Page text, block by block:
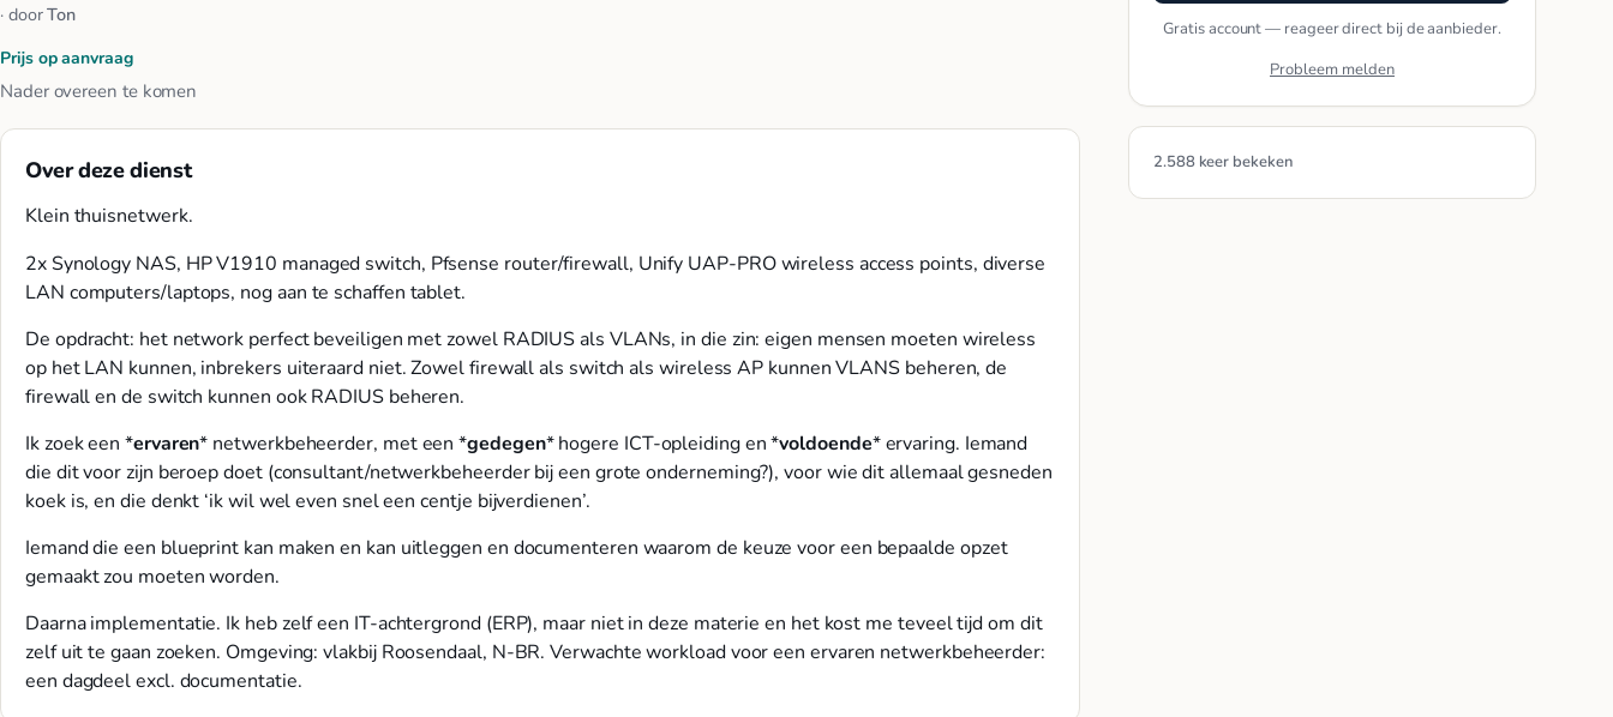
· doorTon
Prijs op aanvraag
Nader overeen te komen
Over deze dienst
Klein thuisnetwerk.
2x Synology NAS, HP V1910 managed switch, Pfsense router/firewall, Unify UAP-PRO wireless access points, diverse
LAN computers/laptops, nog aan te schaffen tablet.
De opdracht: het network perfect beveiligen met zowel RADIUS als VLANs, in die zin: eigen mensen moeten wireless
op het LAN kunnen, inbrekers uiteraard niet. Zowel firewall als switch als wireless AP kunnen VLANS beheren, de
firewall en de switch kunnen ook RADIUS beheren.
Ik zoek een *ervaren* netwerkbeheerder, met een *gedegen* hogere ICT-opleiding en *voldoende* ervaring. Iemand
die dit voor zijn beroep doet (consultant/netwerkbeheerder bij een grote onderneming?), voor wie dit allemaal gesneden
koek is, en die denkt ‘ik wil wel even snel een centje bijverdienen’.
Iemand die een blueprint kan maken en kan uitleggen en documenteren waarom de keuze voor een bepaalde opzet
gemaakt zou moeten worden.
Daarna implementatie. Ik heb zelf een IT-achtergrond (ERP), maar niet in deze materie en het kost me teveel tijd om dit
zelf uit te gaan zoeken. Omgeving: vlakbij Roosendaal, N-BR. Verwachte workload voor een ervaren netwerkbeheerder:
een dagdeel excl. documentatie.
Gratis account — reageer direct bij de aanbieder.
Probleem melden
2.588 keer bekeken